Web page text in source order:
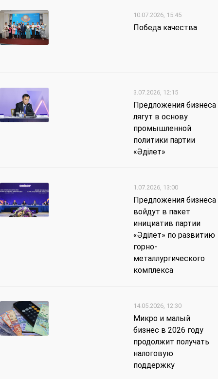
10.07.2026, 15:45
Победа качества
3.07.2026, 12:15
Предложения бизнеса
лягут в основу
промышленной
политики партии
«Әділет»
1.07.2026, 13:00
Предложения бизнеса
войдут в пакет
инициатив партии
«Әділет» по развитию
горно-
металлургического
комплекса
14.05.2026, 12:30
Микро и малый
бизнес в 2026 году
продолжит получать
налоговую
поддержку